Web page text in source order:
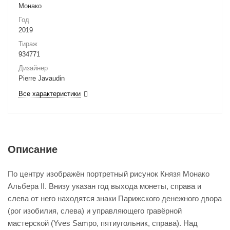
Монако
Год
2019
Тираж
934771
Дизайнер
Pierre Javaudin
Все характеристики
Описание
По центру изображён портретный рисунок Князя Монако
Альбера II. Внизу указан год выхода монеты, справа и
слева от него находятся знаки Парижского денежного двора
(рог изобилия, слева) и управляющего гравёрной
мастерской (Yves Sampo, пятиугольник, справа). Над